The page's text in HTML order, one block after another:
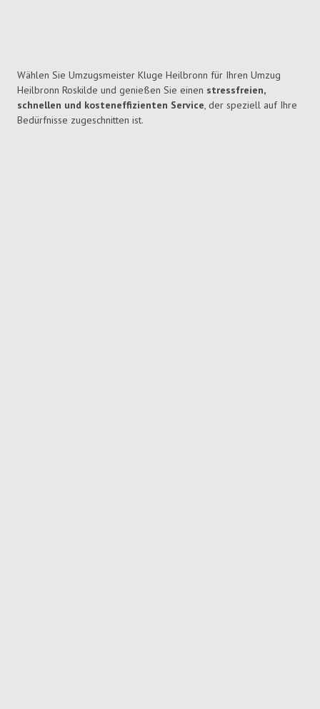
Wählen Sie Umzugsmeister Kluge Heilbronn für Ihren Umzug
Heilbronn Roskilde und genießen Sie einen stressfreien,
schnellen und kosteneffizienten Service, der speziell auf Ihre
Bedürfnisse zugeschnitten ist.